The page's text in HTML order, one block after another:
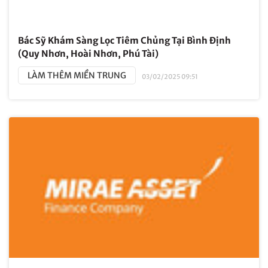
Bác Sỹ Khám Sàng Lọc Tiêm Chủng Tại Bình Định
(Quy Nhơn, Hoài Nhơn, Phú Tài)
LÀM THÊM MIỀN TRUNG 03/02/2025 09:51